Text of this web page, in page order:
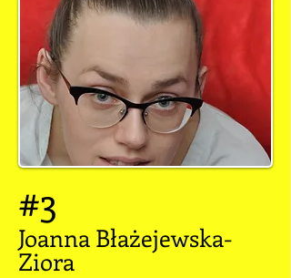
#3
Joanna Błażejewska-
Ziora